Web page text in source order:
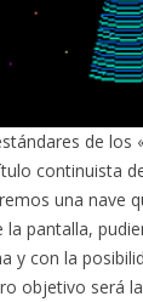
de los
continuista
una nave
la pantalla,
y con la
objetivo será